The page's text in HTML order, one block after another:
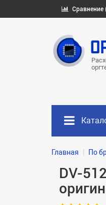
Сравнение
Главная По
DV-